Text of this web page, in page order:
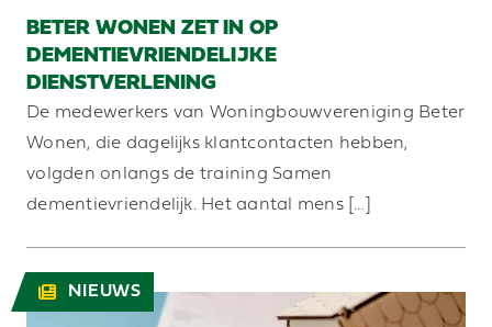
BETER WONEN ZET IN OP
DEMENTIEVRIENDELIJKE
DIENSTVERLENING
De medewerkers van Woningbouwvereniging Beter
Wonen, die dagelijks klantcontacten hebben,
volgden onlangs de training Samen
dementievriendelijk. Het aantal mens […]
NIEUWS